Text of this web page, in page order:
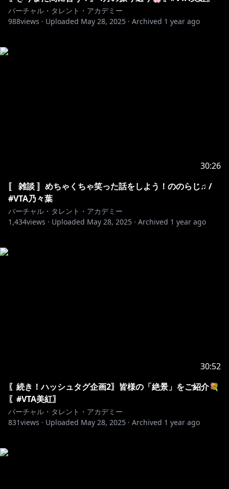
バーチャル・タレント・アカデミー
988views · Uploaded May 28, 2025 · Archived 1 year ago
30:26
〚 雑談 〛めちゃくちゃ笑った話をしよう！ののらじ♫ /
#VTA乃々葉
バーチャル・タレント・アカデミー
1,434views · Uploaded May 28, 2025 · Archived 1 year ago
30:52
〖続き！ハッシュタグ企画2〗皆様の「絶景」をご紹介💐
〖#VTA美紅〗
バーチャル・タレント・アカデミー
831views · Uploaded May 28, 2025 · Archived 1 year ago